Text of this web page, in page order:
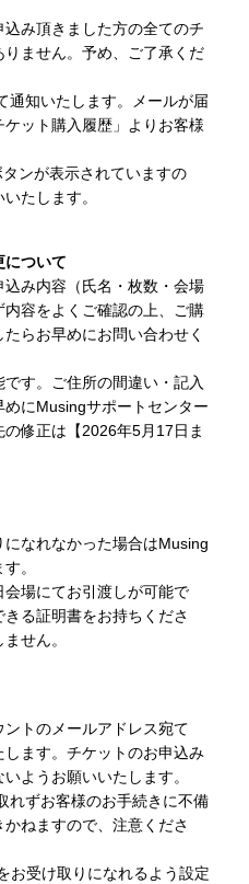
込み頂きました方の全てのチ
ません。予め、ご了承くだ
通知いたします。メールが届
ット購入履歴」よりお客様
ンが表示されていますの
たします。
について
込み内容（氏名・枚数・会場
容をよくご確認の上、ご購
らお早めにお問い合わせく
す。ご住所の間違い・記入
にMusingサポートセンター
修正は【2026年5月17日ま
になれなかった場合はMusing
。
会場にてお引渡しが可能で
る証明書をお持ちくださ
せん。
ントのメールアドレス宛て
ます。チケットのお申込み
ようお願いいたします。
れずお客様のお手続きに不備
ねますので、注意くださ
お受け取りになれるよう設定